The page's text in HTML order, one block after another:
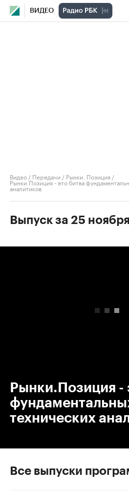
ВИДЕО
Видео / Передачи / Рынки. Позиция /
Рынки.Позиция - это битва
аналитиков
Выпуск за 25
Рынки.Позиция -
технических
Все выпуски